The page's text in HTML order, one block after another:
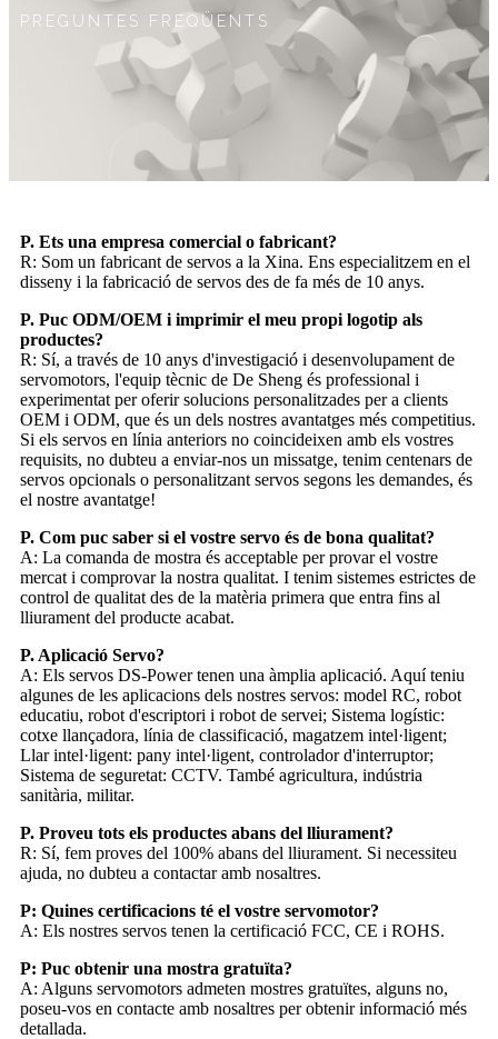
PREGUNTES FREQÜENTS
P. Ets una empresa comercial o fabricant?
R: Som un fabricant de servos a la Xina. Ens especialitzem en el
disseny i la fabricació de servos des de fa més de 10 anys.
P. Puc ODM/OEM i imprimir el meu propi logotip als
productes?
R: Sí, a través de 10 anys d'investigació i desenvolupament de
servomotors, l'equip tècnic de De Sheng és professional i
experimentat per oferir solucions personalitzades per a clients
OEM i ODM, que és un dels nostres avantatges més competitius.
Si els servos en línia anteriors no coincideixen amb els vostres
requisits, no dubteu a enviar-nos un missatge, tenim centenars de
servos opcionals o personalitzant servos segons les demandes, és
el nostre avantatge!
P. Com puc saber si el vostre servo és de bona qualitat?
A: La comanda de mostra és acceptable per provar el vostre
mercat i comprovar la nostra qualitat. I tenim sistemes estrictes de
control de qualitat des de la matèria primera que entra fins al
lliurament del producte acabat.
P. Aplicació Servo?
A: Els servos DS-Power tenen una àmplia aplicació. Aquí teniu
algunes de les aplicacions dels nostres servos: model RC, robot
educatiu, robot d'escriptori i robot de servei; Sistema logístic:
cotxe llançadora, línia de classificació, magatzem intel·ligent;
Llar intel·ligent: pany intel·ligent, controlador d'interruptor;
Sistema de seguretat: CCTV. També agricultura, indústria
sanitària, militar.
P. Proveu tots els productes abans del lliurament?
R: Sí, fem proves del 100% abans del lliurament. Si necessiteu
ajuda, no dubteu a contactar amb nosaltres.
P: Quines certificacions té el vostre servomotor?
A: Els nostres servos tenen la certificació FCC, CE i ROHS.
P: Puc obtenir una mostra gratuïta?
A: Alguns servomotors admeten mostres gratuïtes, alguns no,
poseu-vos en contacte amb nosaltres per obtenir informació més
detallada.